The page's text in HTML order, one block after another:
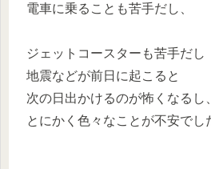
電車に乗ることも苦手だし、
ジェットコースターも苦手だし
地震などが前日に起こると
次の日出かけるのが怖くなるし、
とにかく色々なことが不安でし